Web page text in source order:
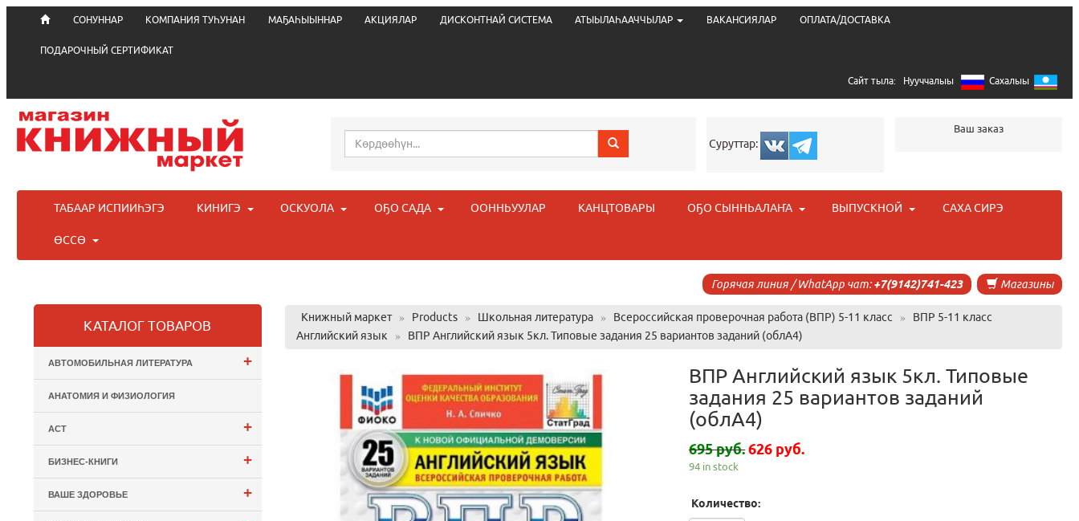
СОНУННАР КОМПАНИЯ ТУҺУНАН МАҔАҺЫЫННАР АКЦИЯЛАР ДИСКОНТНАЙ СИСТЕМА АТЫЫЛАҺААЧЧЫЛАР ВАКАНСИЯЛАР ОПЛАТА/ДОСТАВКА
ПОДАРОЧНЫЙ СЕРТИФИКАТ
Сайт тыла: Нууччалыы Сахалыы
Суруттар:
Ваш заказ
ТАБААР ИСПИИҺЭГЭ КИНИГЭ ОСКУОЛА ОҔО САДА ООННЬУУЛАР КАНЦТОВАРЫ ОҔО СЫННЬАЛАҤА ВЫПУСКНОЙ САХА СИРЭ
ӨССӨ
Магазины
Горячая линия / WhatApp чат:+7(9142)741-423
Книжный маркет » Products » Школьная литература » Всероссийская проверочная работа (ВПР) 5-11 класс »
ВПР 5-11 класс
Английский язык
» ВПР Английский язык 5кл. Типовые задания 25 вариантов заданий (облА4)
ВПР Английский язык 5кл. Типовые
задания 25 вариантов заданий
(облА4)
695 руб. 626 руб.
94 in stock
Количество:
КАТАЛОГ ТОВАРОВ
+
АВТОМОБИЛЬНАЯ ЛИТЕРАТУРА
АНАТОМИЯ И ФИЗИОЛОГИЯ
+
АСТ
+
БИЗНЕС-КНИГИ
+
ВАШЕ ЗДОРОВЬЕ